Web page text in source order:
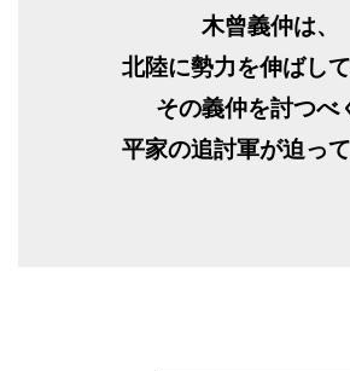
木曾義仲は、
北陸に勢力を伸ばして
その義仲を討つべ
平家の追討軍が迫って